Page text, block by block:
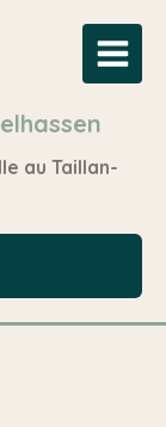
au Taillan-